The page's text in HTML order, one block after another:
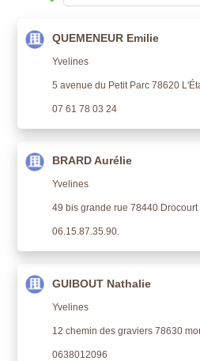
QUEMENEUR Emilie
Yvelines
5 avenue du Petit Parc 78620
07 61 78 03 24
BRARD Aurélie
Yvelines
49 bis grande rue 78440 Drocourt
06.15.87.35.90.
GUIBOUT Nathalie
Yvelines
12 chemin des graviers 78630
0638012096